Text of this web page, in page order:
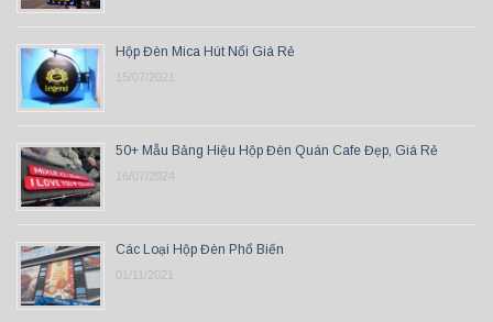
Hộp Đèn Mica Hút Nổi Giá Rẻ
15/07/2021
50+ Mẫu Bảng Hiệu Hộp Đèn Quán Cafe Đẹp, Giá Rẻ
16/07/2024
Các Loại Hộp Đèn Phổ Biến
01/11/2021